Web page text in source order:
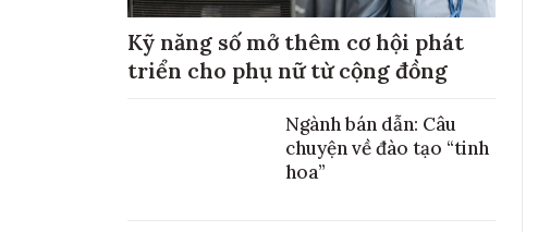
Kỹ năng số mở thêm cơ hội phát
triển cho phụ nữ từ cộng đồng
Ngành bán dẫn: Câu
chuyện về đào tạo “tinh
hoa”